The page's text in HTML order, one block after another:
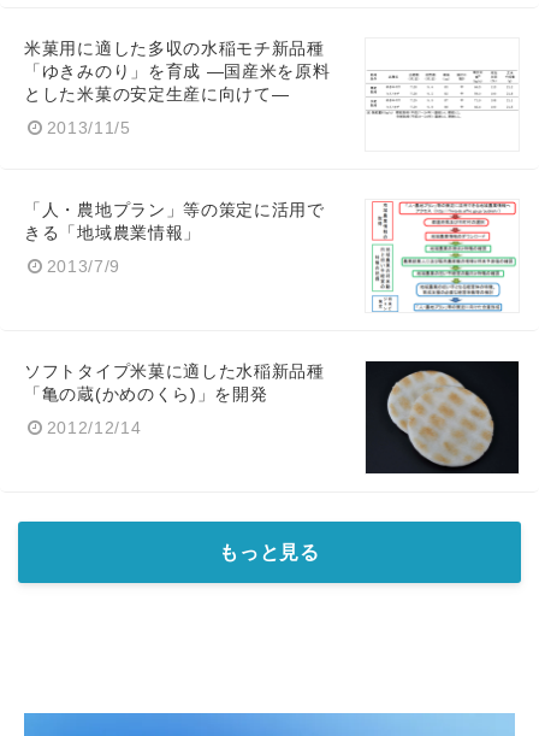
米菓用に適した多収の水稲モチ新品種
「ゆきみのり」を育成 ―国産米を原料
とした米菓の安定生産に向けて―
2013/11/5
「人・農地プラン」等の策定に活用で
きる「地域農業情報」
2013/7/9
ソフトタイプ米菓に適した水稲新品種
「亀の蔵(かめのくら)」を開発
2012/12/14
もっと見る